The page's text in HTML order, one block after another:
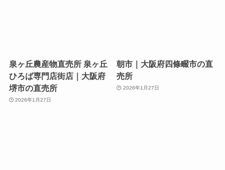
泉ヶ丘農産物直売所 泉ヶ丘
ひろば専門店街店｜大阪府
堺市の直売所
2026年1月27日
朝市｜大阪府四條畷市の直
売所
2026年1月27日